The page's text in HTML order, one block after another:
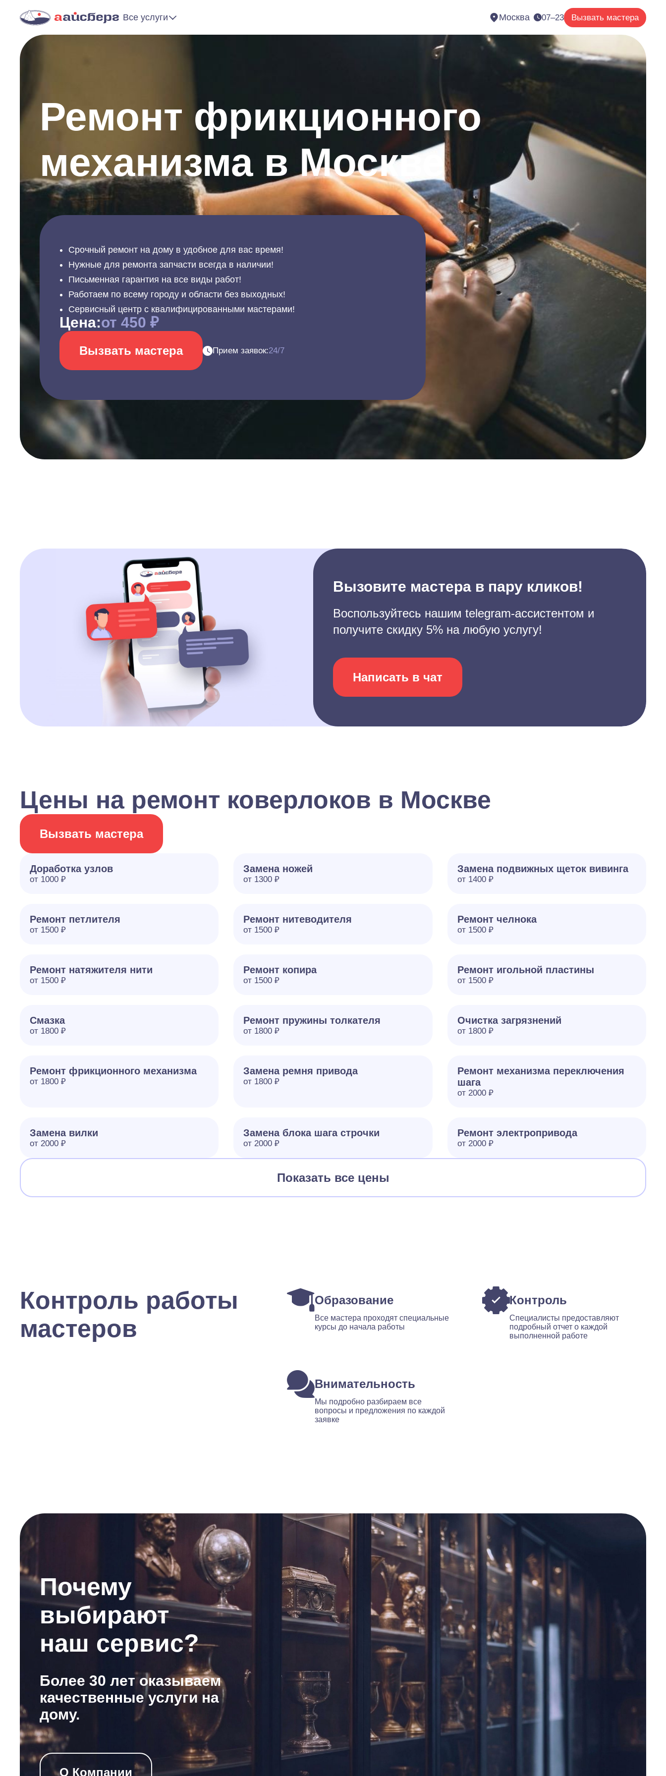
Все услуги Москва 07–23 Вызвать мастера
Ремонт фрикционного
механизма в Москве
Срочный ремонт на дому в удобное для вас время!
Нужные для ремонта запчасти всегда в наличии!
Письменная гарантия на все виды работ!
Работаем по всему городу и области без выходных!
Сервисный центр с квалифицированными мастерами!
Цена:от 450 ₽
Вызвать мастера Прием заявок:24/7
Вызовите мастера в пару кликов!
Воспользуйтесь нашим telegram-ассистентом и
получите скидку 5% на любую услугу!
Написать в чат
Цены на ремонт коверлоков в Москве
Вызвать мастера
Доработка узлов
от 1000 ₽
Замена ножей
от 1300 ₽
Замена подвижных щеток вивинга
от 1400 ₽
Ремонт петлителя
от 1500 ₽
Ремонт нитеводителя
от 1500 ₽
Ремонт челнока
от 1500 ₽
Ремонт натяжителя нити
от 1500 ₽
Ремонт копира
от 1500 ₽
Ремонт игольной пластины
от 1500 ₽
Смазка
от 1800 ₽
Ремонт пружины толкателя
от 1800 ₽
Очистка загрязнений
от 1800 ₽
Ремонт фрикционного механизма
от 1800 ₽
Замена ремня привода
от 1800 ₽
Ремонт механизма переключения
шага
от 2000 ₽
Замена вилки
от 2000 ₽
Замена блока шага строчки
от 2000 ₽
Ремонт электропривода
от 2000 ₽
Показать все цены
Контроль работы
мастеров
Образование
Все мастера проходят специальные
курсы до начала работы
Контроль
Специалисты предоставляют
подробный отчет о каждой
выполненной работе
Внимательность
Мы подробно разбираем все
вопросы и предложения по каждой
заявке
Почему
выбирают
наш сервис?
Более 30 лет оказываем
качественные услуги на
дому.
О Компании